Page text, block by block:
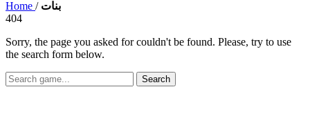
Home / بنات
404
Sorry, the page you asked for couldn't be found. Please, try to use
the search form below.
Search